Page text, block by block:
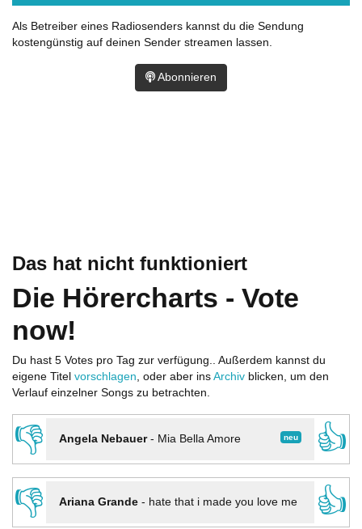
Das hat nicht funktioniert
Die Hörercharts - Vote
now!
Du hast 5 Votes pro Tag zur verfügung.. Außerdem kannst du
eigene Titel vorschlagen, oder aber ins Archiv blicken, um den
Verlauf einzelner Songs zu betrachten.
👎 neu
Angela Nebauer- Mia Bella Amore
👍
👎
Ariana Grande- hate that i made you love me
👍
Als Betreiber eines Radiosenders kannst du die Sendung
kostengünstig auf deinen Sender streamen lassen.
Abonnieren